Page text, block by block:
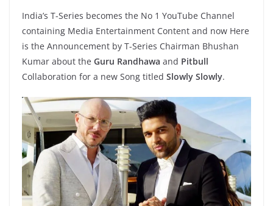
India’s T-Series becomes the No 1 YouTube Channel
containing Media Entertainment Content and now Here
is the Announcement by T-Series Chairman Bhushan
Kumar about the Guru Randhawa and Pitbull
Collaboration for a new Song titled Slowly Slowly.